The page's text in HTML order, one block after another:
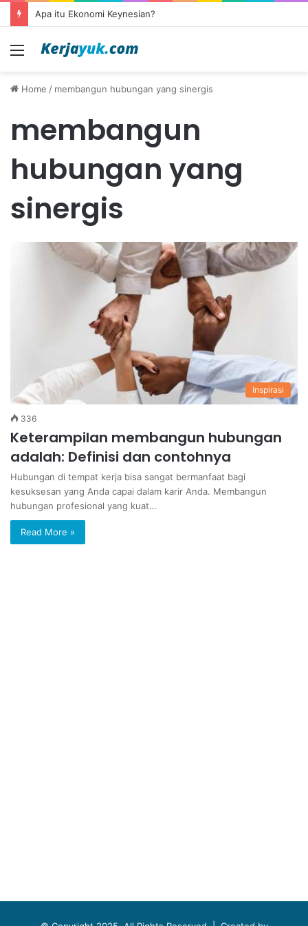
Apa itu Ekonomi Keynesian?
Menu
Home / membangun hubungan yang sinergis
membangun
hubungan yang
sinergis
Inspirasi
336
Keterampilan membangun hubungan
adalah: Definisi dan contohnya
Hubungan di tempat kerja bisa sangat bermanfaat bagi
kesuksesan yang Anda capai dalam karir Anda. Membangun
hubungan profesional yang kuat…
Read More »